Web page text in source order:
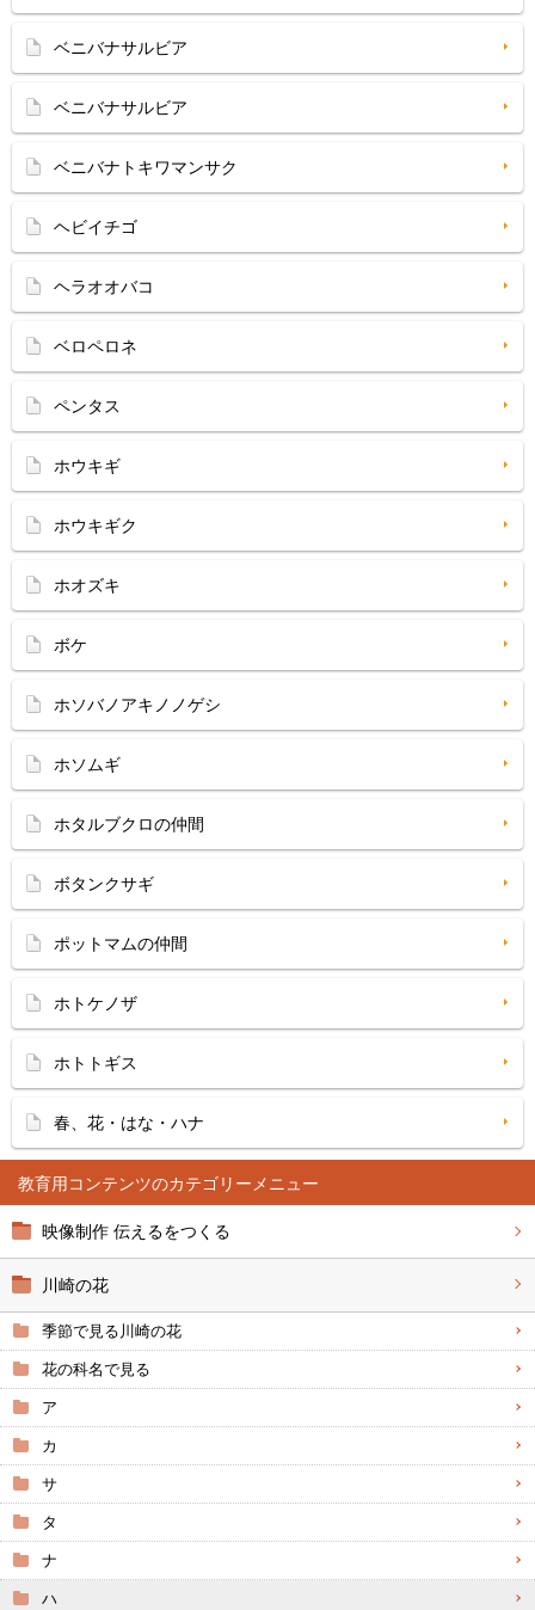
教育用コンテンツ
映像制作 伝えるをつくる
川崎の花
季節で見る川崎の花
花の科名で見る
ア
カ
サ
タ
ナ
ハ
ベニバナサルビア
ベニバナサルビア
ベニバナトキワマンサク
ヘビイチゴ
ヘラオオバコ
ベロペロネ
ペンタス
ホウキギ
ホウキギク
ホオズキ
ボケ
ホソバノアキノノゲシ
ホソムギ
ホタルブクロの仲間
ボタンクサギ
ポットマムの仲間
ホトケノザ
ホトトギス
春、花・はな・ハナ